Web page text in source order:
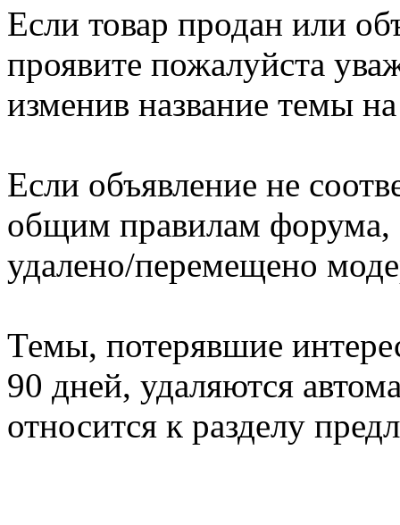
Если товар продан или
проявите пожалуйста
изменив название темы
Если объявление не
общим правилам форума,
удалено/перемещено
Темы, потерявшие
90 дней, удаляются
относится к разделу